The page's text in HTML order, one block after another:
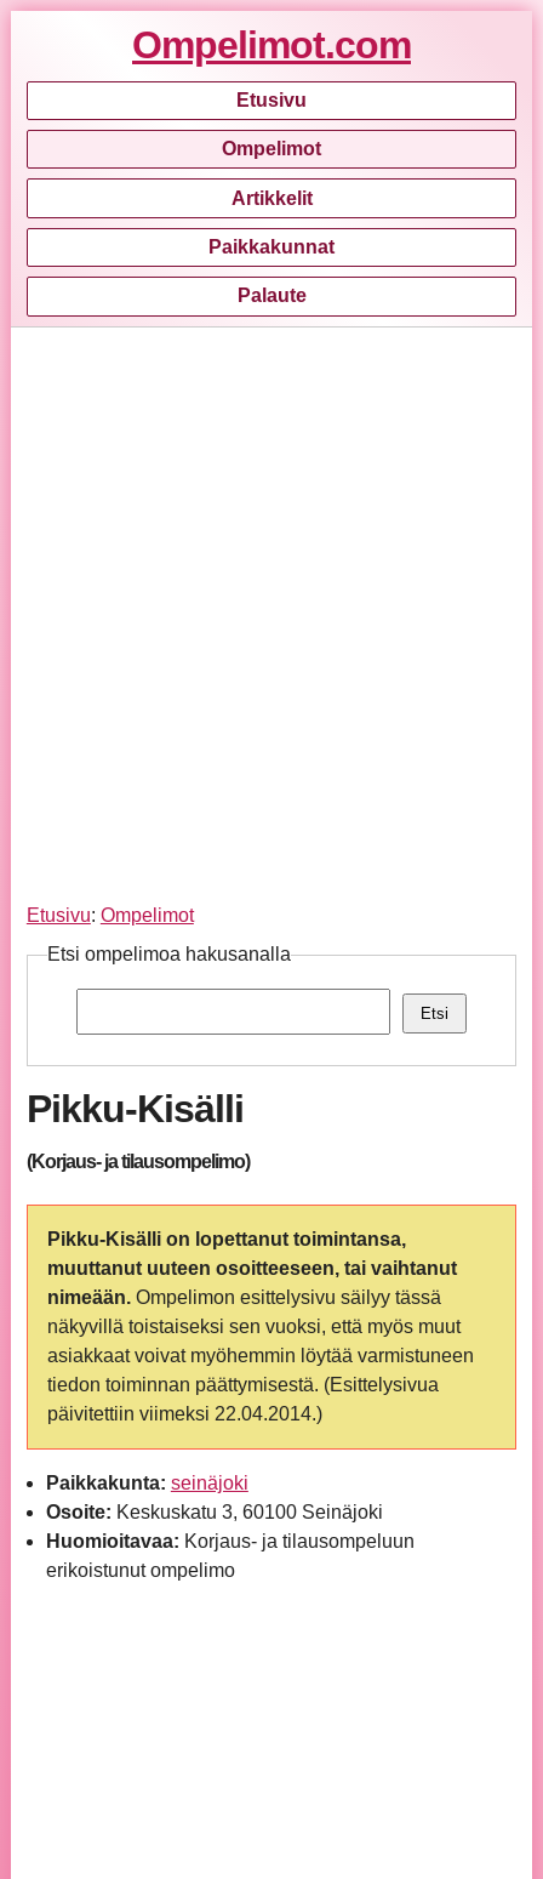
Ompelimot.com
Etusivu
Ompelimot
Artikkelit
Paikkakunnat
Palaute
Etusivu: Ompelimot
Etsi ompelimoa hakusanalla
Etsi
Pikku-Kisälli
(Korjaus- ja tilausompelimo)
Pikku-Kisälli on lopettanut toimintansa,
muuttanut uuteen osoitteeseen, tai vaihtanut
nimeään.Ompelimon esittelysivu säilyy tässä
näkyvillä toistaiseksi sen vuoksi, että myös muut
asiakkaat voivat myöhemmin löytää varmistuneen
tiedon toiminnan päättymisestä. (Esittelysivua
päivitettiin viimeksi 22.04.2014.)
Paikkakunta: seinäjoki
Osoite: Keskuskatu 3, 60100 Seinäjoki
Huomioitavaa: Korjaus- ja tilausompeluun
erikoistunut ompelimo